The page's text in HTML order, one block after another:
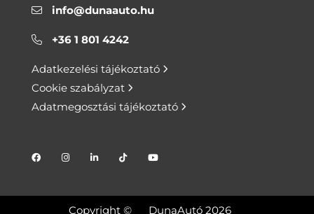
info@dunaauto.hu
+36 1 801 4242
Adatkezelési tájékoztató
Cookie szabályzat
Adatmegosztási tájékoztató
Copyright © DunaAutó 2026